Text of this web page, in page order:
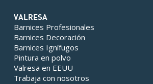
VALRESA
Barnices Profesionales
Barnices Decoración
Barnices Ignífugos
Pintura en polvo
Valresa en EEUU
Trabaja con nosotros